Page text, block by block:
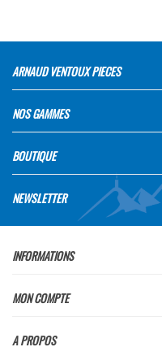
ARNAUD VENTOUX PIECES
NOS GAMMES
BOUTIQUE
NEWSLETTER
INFORMATIONS
MON COMPTE
A PROPOS